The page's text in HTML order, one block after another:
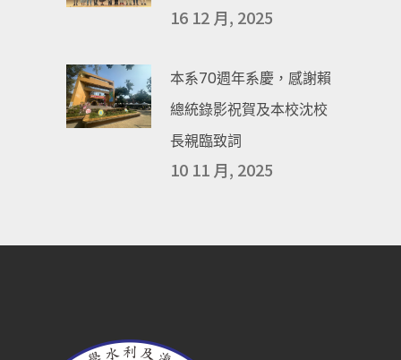
16 12 月, 2025
本系70週年系慶，感謝賴
總統錄影祝賀及本校沈校
長親臨致詞
10 11 月, 2025